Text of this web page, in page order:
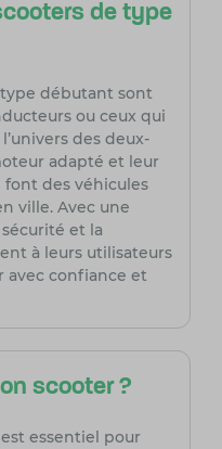
de type
débutant sont
ou ceux qui
des deux-
adapté et leur
des véhicules
ville. Avec une
et la
à leurs utilisateurs
avec confiance et
scooter ?
essentiel pour